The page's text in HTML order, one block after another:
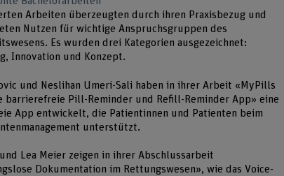
Arbeiten überzeugten durch ihren Praxisbezug und
Nutzen für wichtige Anspruchsgruppen des
Es wurden drei Kategorien ausgezeichnet:
Innovation und Konzept.
und Neslihan Umeri-Sali haben in ihrer Arbeit «MyPills
barrierefreie Pill-Reminder und Refill-Reminder App» eine
App entwickelt, die Patientinnen und Patienten beim
unterstützt.
und Lea Meier zeigen in ihrer Abschlussarbeit
Dokumentation im Rettungswesen», wie das Voice-